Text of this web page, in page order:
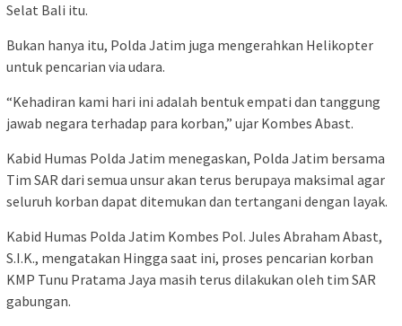
Selat Bali itu.
Bukan hanya itu, Polda Jatim juga mengerahkan Helikopter
untuk pencarian via udara.
“Kehadiran kami hari ini adalah bentuk empati dan tanggung
jawab negara terhadap para korban,” ujar Kombes Abast.
Kabid Humas Polda Jatim menegaskan, Polda Jatim bersama
Tim SAR dari semua unsur akan terus berupaya maksimal agar
seluruh korban dapat ditemukan dan tertangani dengan layak.
Kabid Humas Polda Jatim Kombes Pol. Jules Abraham Abast,
S.I.K., mengatakan Hingga saat ini, proses pencarian korban
KMP Tunu Pratama Jaya masih terus dilakukan oleh tim SAR
gabungan.